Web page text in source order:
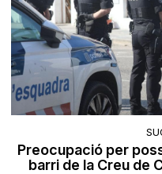
Preocupació per
barri de la Creu de